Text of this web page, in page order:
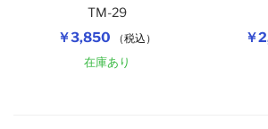
￥3,850 （税込）
TM-29
在庫あり
￥